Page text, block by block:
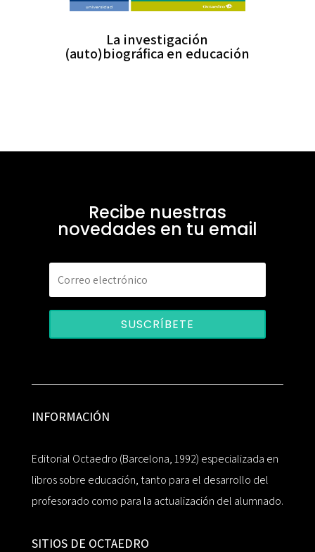
La investigación
(auto)biográfica en educación
Recibe nuestras
novedades en tu email
SUSCRÍBETE
INFORMACIÓN
Editorial Octaedro (Barcelona, 1992) especializada en
libros sobre educación, tanto para el desarrollo del
profesorado como para la actualización del alumnado.
SITIOS DE OCTAEDRO